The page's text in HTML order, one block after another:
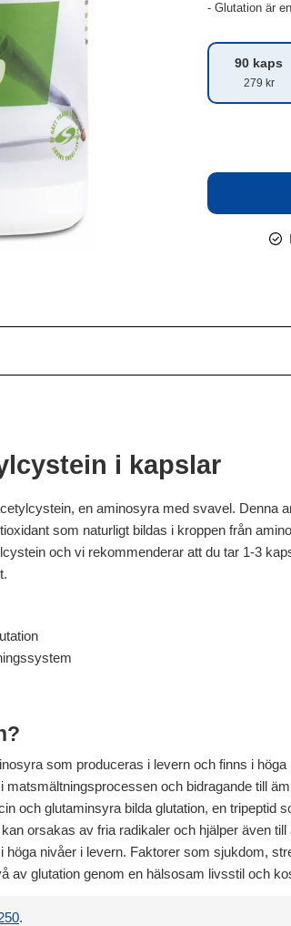
- Glutation är
90 kaps
279 kr
i kapslar
en aminosyra med svavel. Denna
som naturligt bildas i kroppen från
och vi rekommenderar att du tar 1-3
som produceras i levern och finns i
matsmältningsprocessen och bidragande till
och glutaminsyra bilda glutation, en tripeptid
orsakas av fria radikaler och hjälper även
nivåer i levern. Faktorer som sjukdom,
av glutation genom en hälsosam livsstil och
.